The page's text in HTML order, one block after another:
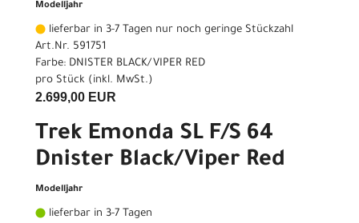
Modelljahr
lieferbar in 3-7 Tagen nur noch geringe Stückzahl
Art.Nr. 591751
Farbe: DNISTER BLACK/VIPER RED
pro Stück (inkl. MwSt.)
2.699,00 EUR
Trek Emonda SL F/S 64
Dnister Black/Viper Red
Modelljahr
lieferbar in 3-7 Tagen